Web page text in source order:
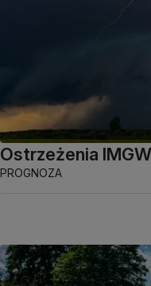
Ostrzeżenia
PROGNOZA